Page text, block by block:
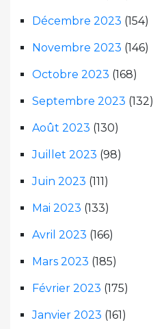
Décembre 2023 (154)
Novembre 2023 (146)
Octobre 2023 (168)
Septembre 2023 (132)
Août 2023 (130)
Juillet 2023 (98)
Juin 2023 (111)
Mai 2023 (133)
Avril 2023 (166)
Mars 2023 (185)
Février 2023 (175)
Janvier 2023 (161)